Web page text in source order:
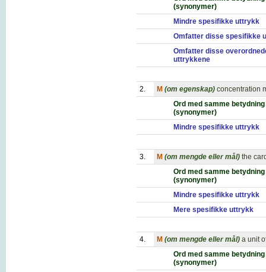
(synonymer)
Mindre spesifikke uttrykk
Omfatter disse spesifikke
Omfatter disse
uttrykkene
2. M (om egenskap) concentration
Ord med samme betydning
(synonymer)
Mindre spesifikke uttrykk
3. M (om mengde eller mål) the
Ord med samme betydning
(synonymer)
Mindre spesifikke uttrykk
Mere spesifikke uttrykk
4. M (om mengde eller mål) a unit
Ord med samme betydning
(synonymer)